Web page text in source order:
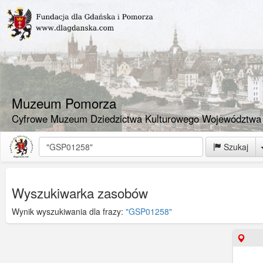
Muzeum Pomorza
Cyfrowe Muzeum Dziedzictwa Kulturowego
Szukaj
Wyszukiwarka zasobów
Wynik wyszukiwania dla frazy: "GSP01258"